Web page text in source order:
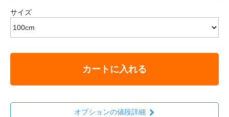
サイズ
カートに入れる
オプションの値段詳細